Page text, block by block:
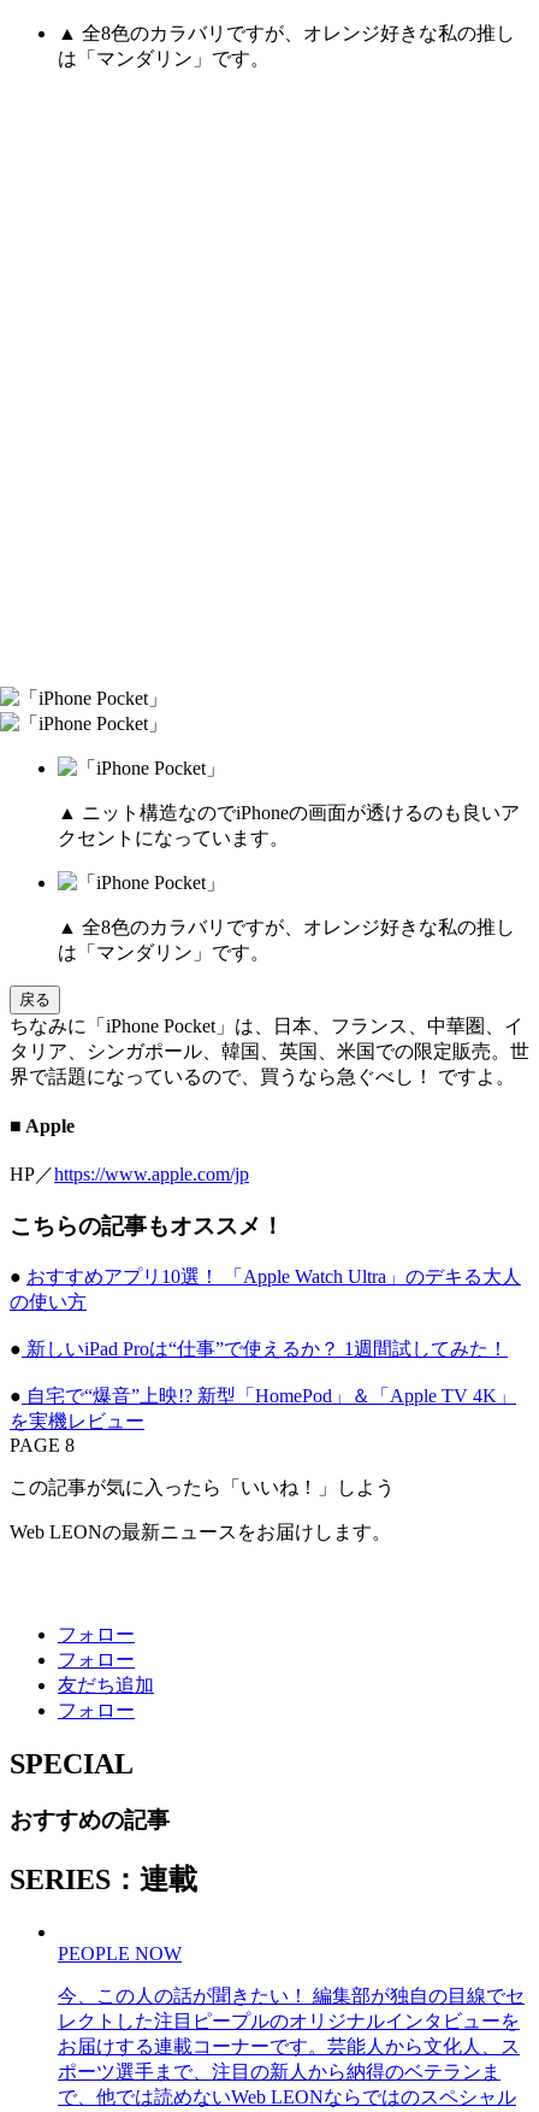
▲ 全8色のカラバリですが、オレンジ好きな私の推し
は「マンダリン」です。
▲ ニット構造なのでiPhoneの画面が透けるのも良いア
クセントになっています。
▲ 全8色のカラバリですが、オレンジ好きな私の推し
は「マンダリン」です。
戻る
ちなみに「iPhone Pocket」は、日本、フランス、中華圏、イ
タリア、シンガポール、韓国、英国、米国での限定販売。世
界で話題になっているので、買うなら急ぐべし！ ですよ。
■ Apple
HP／https://www.apple.com/jp
こちらの記事もオススメ！
● おすすめアプリ10選！ 「Apple Watch Ultra」のデキる大人
の使い方
● 新しいiPad Proは“仕事”で使えるか？ 1週間試してみた！
● 自宅で“爆音”上映!? 新型「HomePod」＆「Apple TV 4K」
を実機レビュー
PAGE 8
この記事が気に入ったら「いいね！」しよう
Web LEONの最新ニュースをお届けします。
フォロー
フォロー
友だち追加
フォロー
SPECIAL
おすすめの記事
SERIES：連載
PEOPLE NOW
今、この人の話が聞きたい！ 編集部が独自の目線でセ
レクトした注目ピープルのオリジナルインタビューを
お届けする連載コーナーです。芸能人から文化人、ス
ポーツ選手まで、注目の新人から納得のベテランま
で、他では読めないWeb LEONならではのスペシャル